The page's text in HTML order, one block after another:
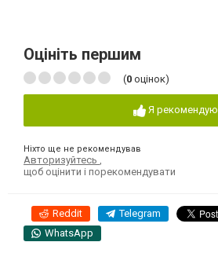
Оцініть першим
(0 оцінок)
Я рекомендую
Ніхто ще не рекомендував
Авторизуйтесь
щоб оцінити і порекомендувати
Reddit Telegram
WhatsApp